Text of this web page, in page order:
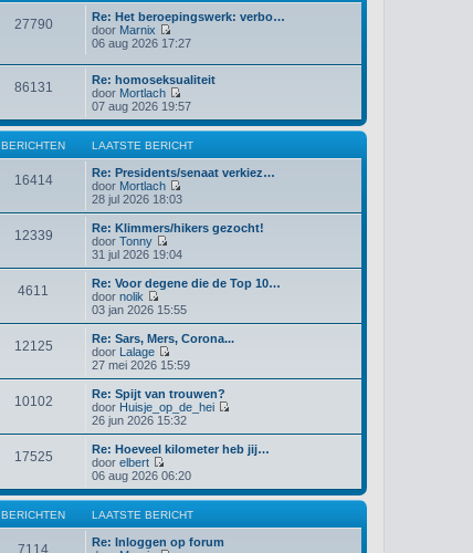
27790
Re: Het beroepingswerk: verbo…
door Marnix
B
k
i
j
k
l
a
a
t
s
t
e
b
e
i
c
h
06 aug 2026 17:27
86131
Re: homoseksualiteit
door Mortlach
B
e
k
i
j
k
a
a
t
s
e
r
i
h
07 aug 2026 19:57
BERICHTEN LAATSTE BERICHT
16414
Re: Presidents/senaat verkiez…
door Mortlach
B
e
k
i
a
a
t
t
b
e
r
i
c
h
t
28 jul 2026 18:03
12339
Re: Klimmers/hikers gezocht!
door Tonny
B
e
k
i
j
k
a
a
t
t
e
b
e
r
c
h
t
31 jul 2026 19:04
4611
Re: Voor degene die de Top 10…
door nolik
B
e
k
i
j
k
a
a
t
t
e
b
e
i
c
h
03 jan 2026 15:55
12125
Re: Sars, Mers, Corona...
door Lalage
B
e
k
i
j
k
l
a
a
t
s
t
e
e
27 mei 2026 15:59
10102
Re: Spijt van trouwen?
door Huisje_op_de_hei
e
k
i
l
26 jun 2026 15:32
17525
Re: Hoeveel kilometer heb jij…
door elbert
B
e
k
i
j
k
06 aug 2026 06:20
BERICHTEN LAATSTE BERICHT
7114
Re: Inloggen op forum